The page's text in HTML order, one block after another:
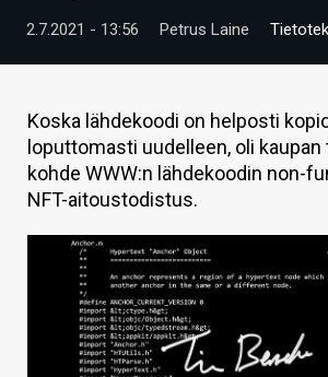
VIDEOT
TECHBBS
TIETOA
HINTA.FI
KAUPPA
VAIHDA TEEMA
HAKU
2.7.2021 - 13:56 Petrus Laine
Koska lähdekoodi on helposti
loputtomasti uudelleen, oli
kohde WWW:n lähdekoodin non-
NFT-aitoustodistus.